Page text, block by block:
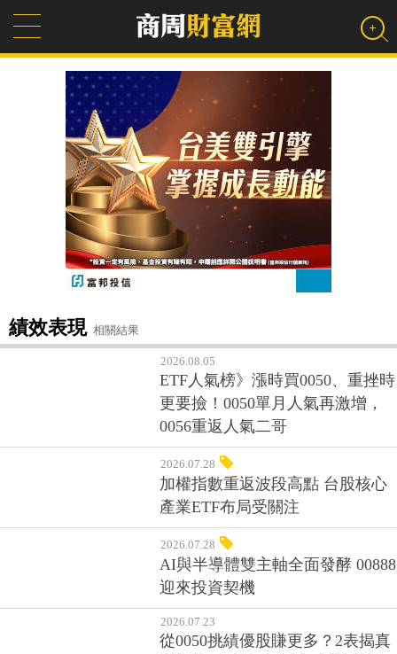
績效表現 相關結果
2026.08.05
ETF人氣榜》漲時買0050、重挫時
更要撿！0050單月人氣再激增，
0056重返人氣二哥
2026.07.28
加權指數重返波段高點 台股核心
產業ETF布局受關注
2026.07.28
AI與半導體雙主軸全面發酵 00888
迎來投資契機
2026.07.23
從0050挑績優股賺更多？2表揭真